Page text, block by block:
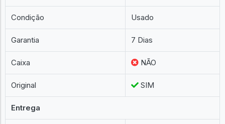
Condição Usado
Garantia 7 Dias
Caixa NÃO
Original SIM
Entrega